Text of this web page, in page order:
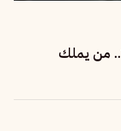
حماية البيانات الصحية في 2026.. من يملك